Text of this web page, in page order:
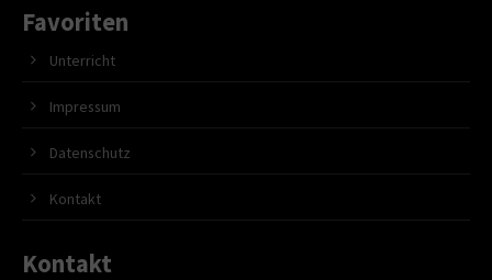
Favoriten
Unterricht
Impressum
Datenschutz
Kontakt
Kontakt